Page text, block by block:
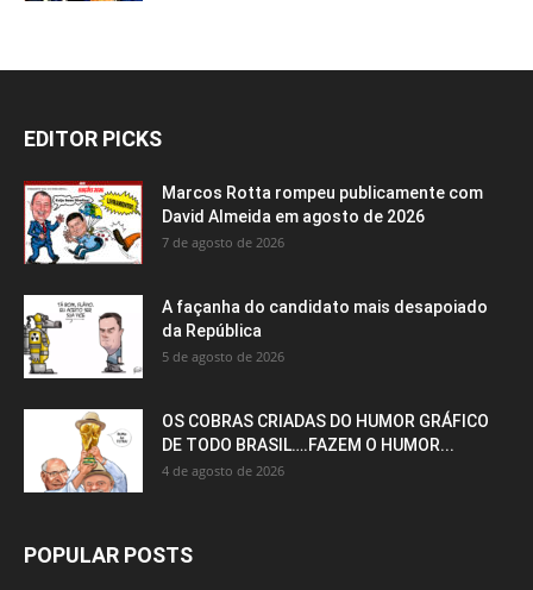
EDITOR PICKS
Marcos Rotta rompeu publicamente com
David Almeida em agosto de 2026
7 de agosto de 2026
A façanha do candidato mais desapoiado
da República
5 de agosto de 2026
OS COBRAS CRIADAS DO HUMOR GRÁFICO
DE TODO BRASIL….FAZEM O HUMOR...
4 de agosto de 2026
POPULAR POSTS